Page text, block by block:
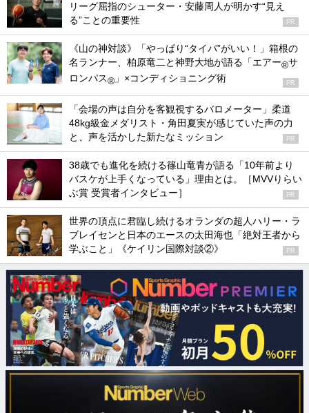
リーグ屈指のシューター・安藤周人が明かす“見え
る”ことの重要性
PR
《山の神対談》「やっぱり“タイパ”がいい！」箱根の
名ランナー、柏原竜二と神野大地が語る「エアー®サ
ロンパス® 」×コンディショニング術 PR
「会場の声は自分を客観視するバロメーター」柔道
48kg級金メダリスト・角田夏実が感じていた声の力
と、声を活かした新たなミッション
PR
38歳でも進化を続ける篠山竜青が語る「10年前より
バスケが上手くなっている」理由とは。［MVVりらい
ぶ賞 受賞者インタビュー］
PR
世界の頂点に君臨し続けるオランダの超人ハリー・ラ
ブレイセンと日本のエースの太田海也「絶対王者から
学ぶこと」《ケイリン国際対談②》
PR